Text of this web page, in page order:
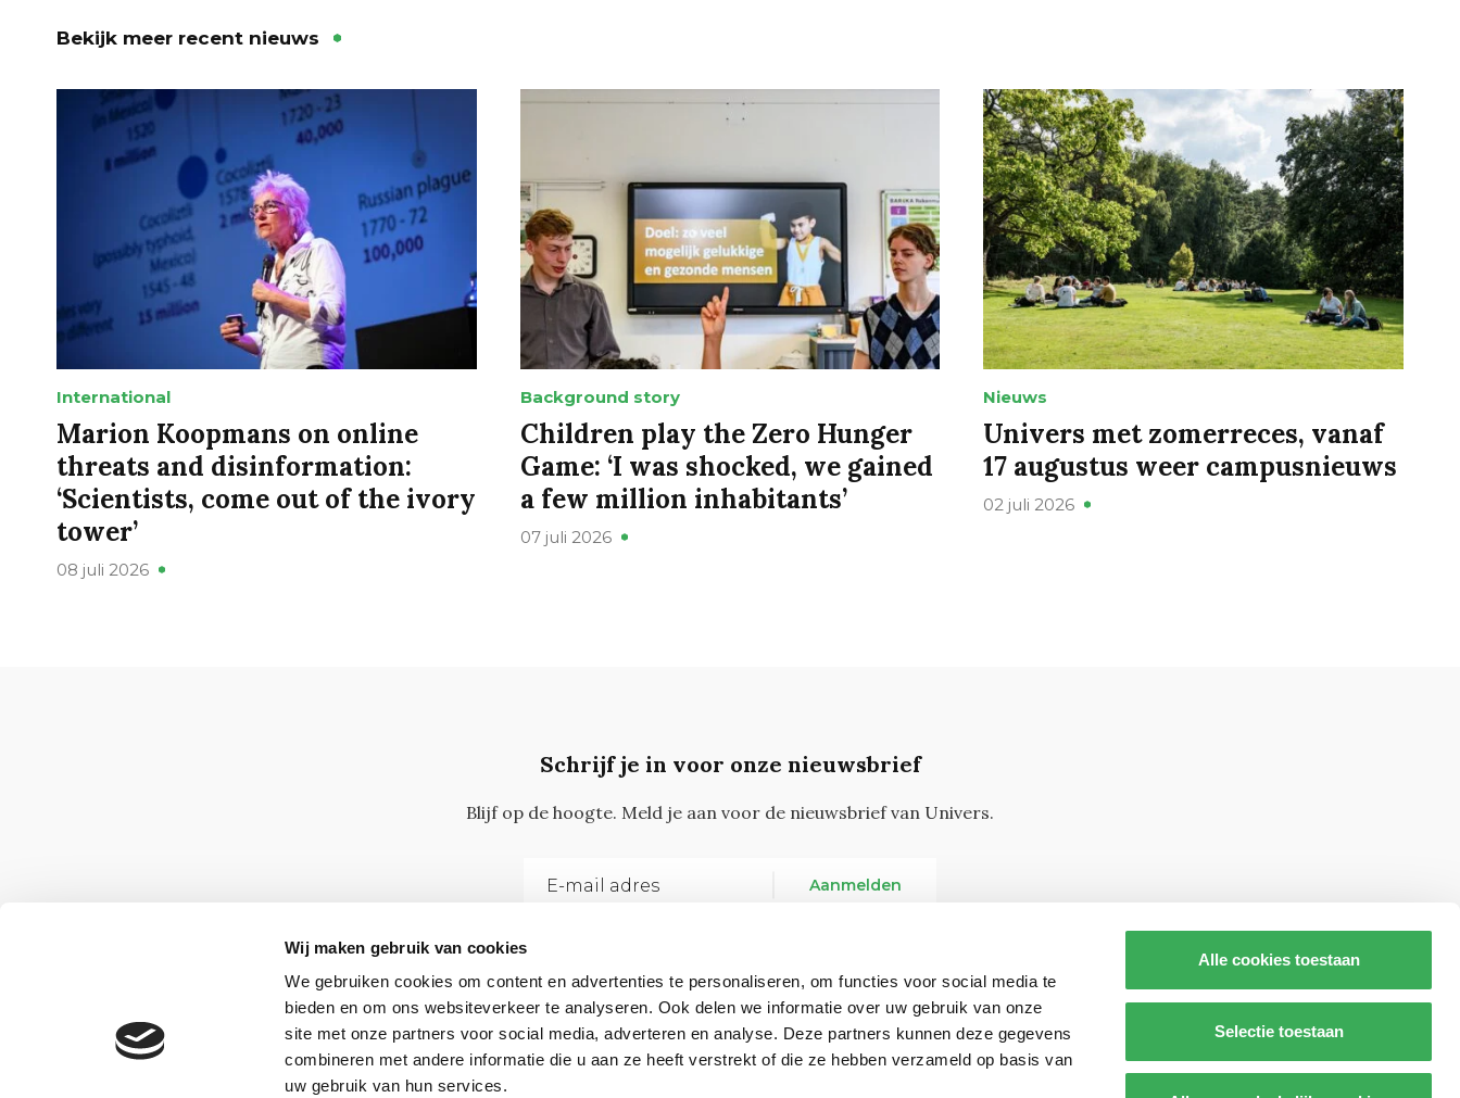
Wij maken gebruik van cookies
We gebruiken cookies om content en advertenties te personaliseren, om functies voor social media te
bieden en om ons websiteverkeer te analyseren. Ook delen we informatie over uw gebruik van onze
site met onze partners voor social media, adverteren en analyse. Deze partners kunnen deze gegevens
combineren met andere informatie die u aan ze heeft verstrekt of die ze hebben verzameld op basis van
uw gebruik van hun services.
Alle cookies toestaan
Selectie toestaan
Bekijk meer recent nieuws
International
Marion Koopmans on online
threats and disinformation:
‘Scientists, come out of the ivory
tower’
08 juli 2026
Background story
Children play the Zero Hunger
Game: ‘I was shocked, we gained
a few million inhabitants’
07 juli 2026
Nieuws
Univers met zomerreces, vanaf
17 augustus weer campusnieuws
02 juli 2026
Schrijf je in voor onze nieuwsbrief
Blijf op de hoogte. Meld je aan voor de nieuwsbrief van Univers.
Aanmelden
Neem contact met ons op